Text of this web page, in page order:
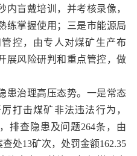
内盲戴培训，并考核录像，
练掌握使用；三是市能源局
控，由专人对煤矿生产布
展风险研判和重点管控，做
治理高压态势。一是常态
打击煤矿非法违法行为，
排查隐患及问题264条，由
处13矿次，处罚金额162.35